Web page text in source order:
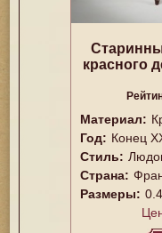
красного
Материал:
Год: Конец
Стиль:
Страна:
Размеры: